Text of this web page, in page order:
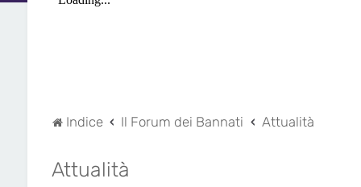
Indice Il Forum dei Bannati Attualità
Attualità